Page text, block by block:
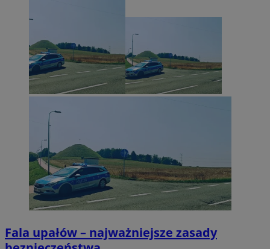
Fala upałów – najważniejsze zasady